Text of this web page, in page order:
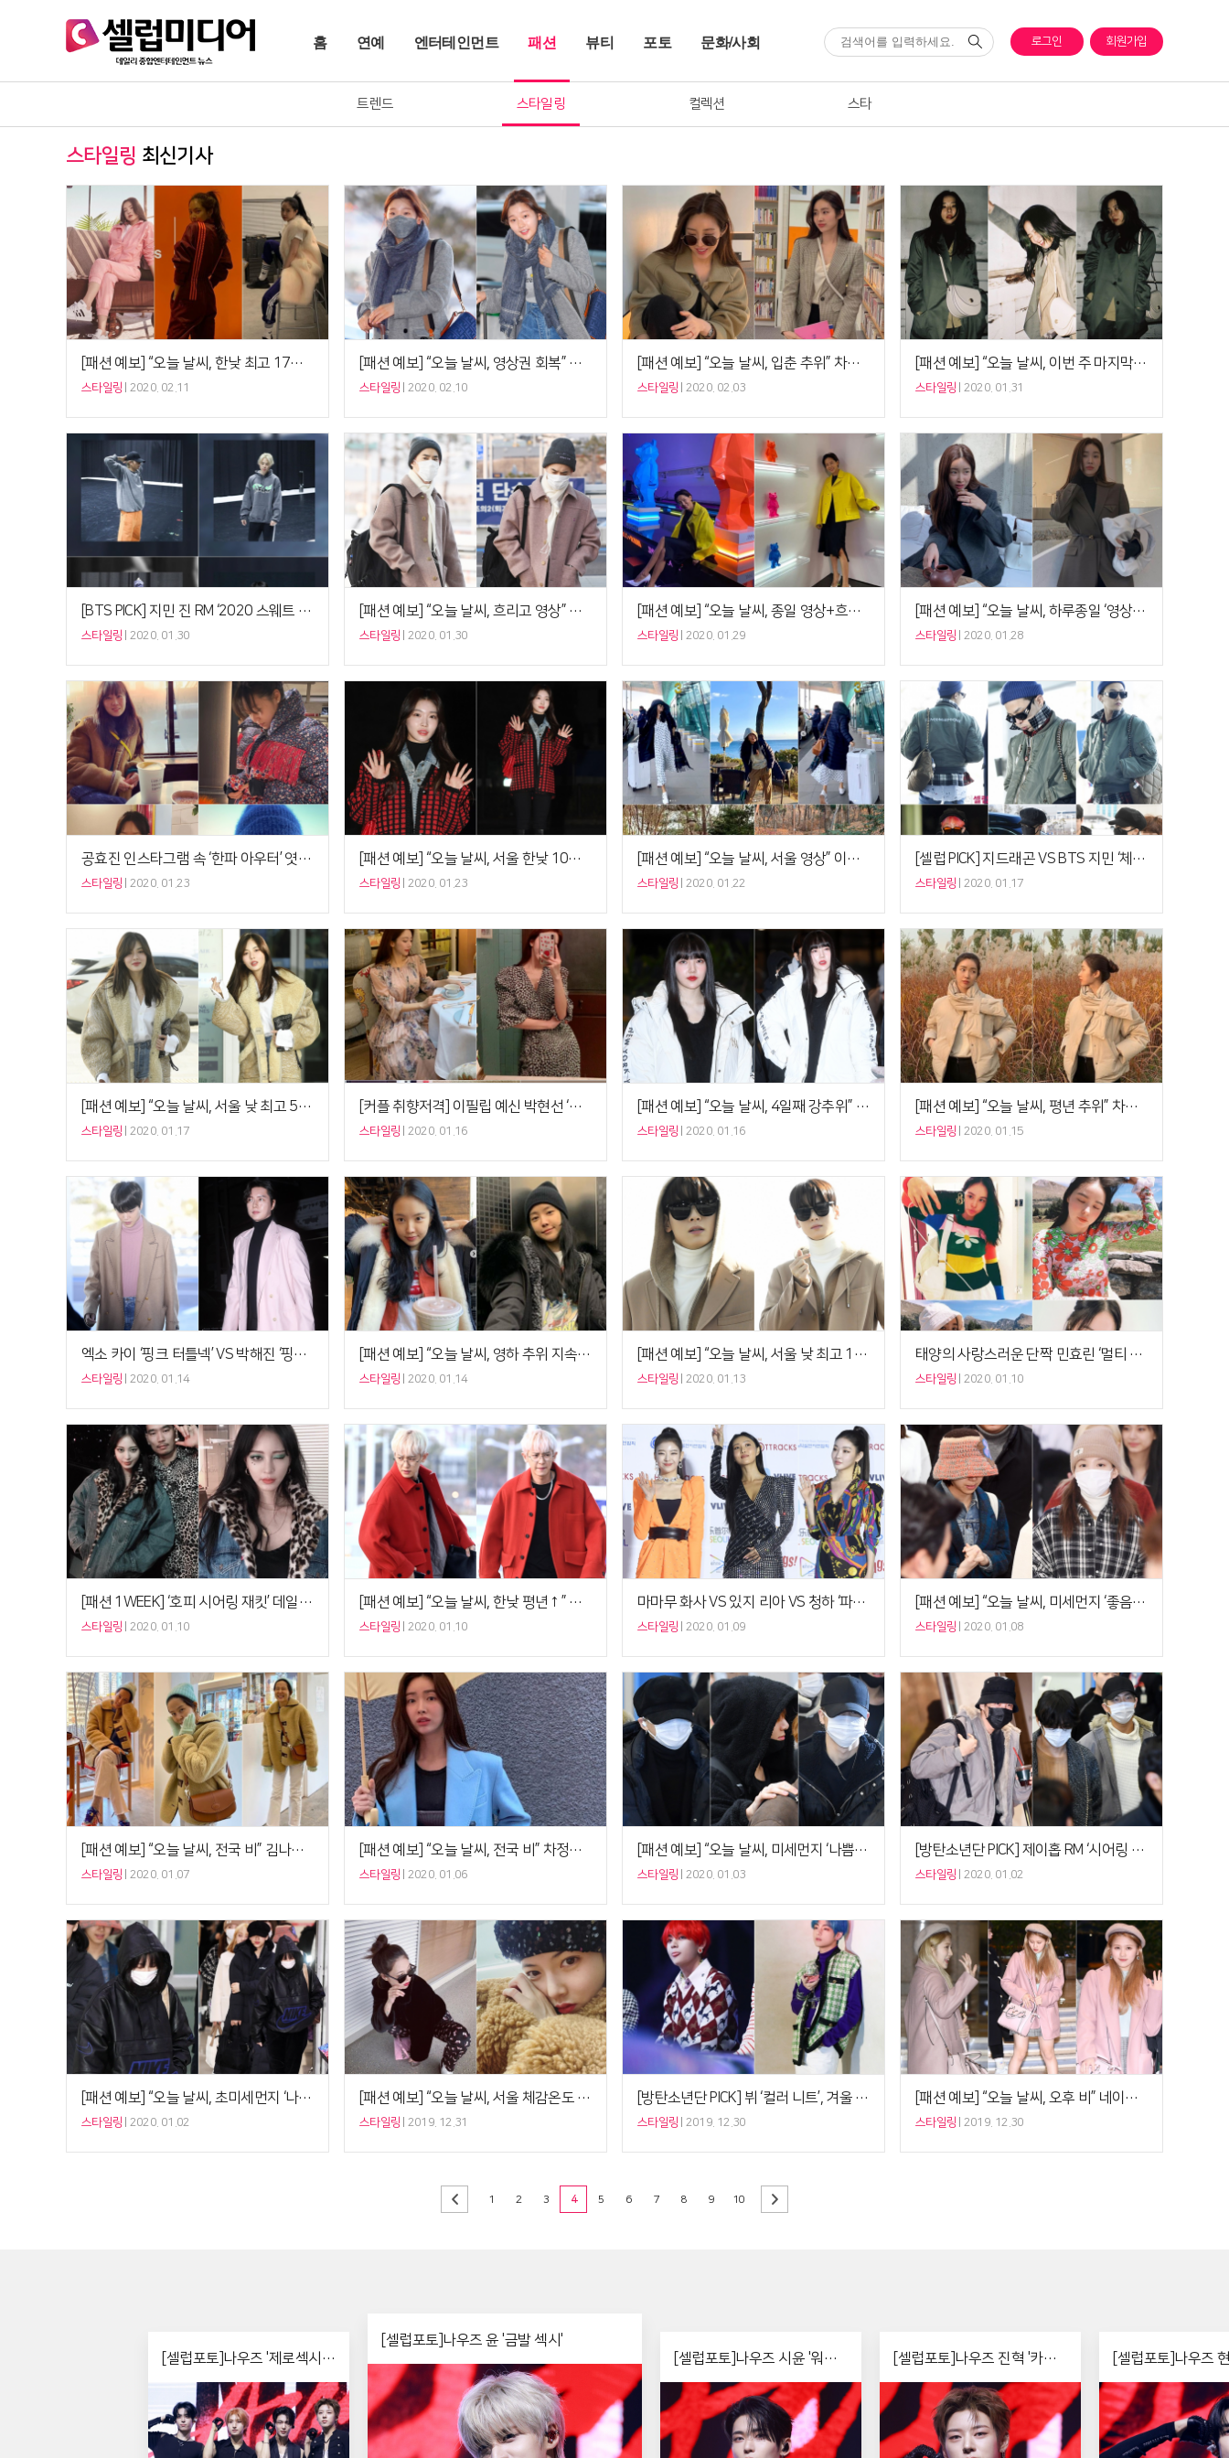
로그인 회원가입
홈 연예 엔터테인먼트 패션
트렌드 스타일링 컬렉션 스타
뷰티 포토 문화/사회
스타일링 최신기사
[패션 예보] “오늘 날씨, 한낮 최고 17도” 손나은 ‘트레이닝룩’. 힙스터 되는 꿀팁
스타일링 2020. 02.11
[패션 예보] “오늘 날씨, 영상권 회복” 기생충 박소담 ‘그레이룩’, 마스크까지 ‘깔맞춤’
스타일링 2020. 02.10
[패션 예보] “오늘 날씨, 입춘 추위” 차정원 ‘울 재킷+티셔츠’ 입춘 패션
스타일링 2020. 02.03
[패션 예보] “오늘 날씨, 이번 주 마지막 영상권” 레드벨벳 슬기 ‘봄 재킷’ 얼리버드룩의 기술
스타일링 2020. 01.31
[BTS PICK] 지민 진 RM ‘2020 스웨트 슈트’, 방탄소년단 사복패션 따라잡기
스타일링 2020. 01.30
[패션 예보] “오늘 날씨, 흐리고 영상” 엑소 수호 ‘마스크+비니+머플러’, 우한 폐렴 철벽방어
스타일링 2020. 01.30
[패션 예보] “오늘 날씨, 종일 영상+흐림” 김나영 ‘옐로 재킷’, 봄 컬러룩 키워드
스타일링 2020. 01.29
[패션 예보] “오늘 날씨, 하루종일 ‘영상’” 차정원 ‘울 재킷’, 새해 맞이 포멀룩
스타일링 2020. 01.28
공효진 인스타그램 속 ‘한파 아우터’ 엿보기, 겨울 세일 쇼핑리스트 ‘공블리 카피캣’
스타일링 2020. 01.23
[패션 예보] “오늘 날씨, 서울 한낮 10도” 청하 ‘데님 재킷+니트 카디건’, 겨울날 외출
스타일링 2020. 01.23
[패션 예보] “오늘 날씨, 서울 영상” 이혜영 ‘경량 패딩’, 따뜻한 겨울날의 외출복
스타일링 2020. 01.22
[셀럽 PICK] 지드래곤 VS BTS 지민 ‘체인 퀼팅백’, 샤넬 가이의 힙스터 대결
스타일링 2020. 01.17
[패션 예보] “오늘 날씨, 서울 낮 최고 5도” 현아 ‘빈티지 무통재킷’, 하의실종 한파 버전
스타일링 2020. 01.17
[커플 취향저격] 이필립 예신 박현선 ‘최강 럭셔리 페미닌룩’, 니랭스 원피스 컬렉터
스타일링 2020. 01.16
[패션 예보] “오늘 날씨, 4일째 강추위” 여자친구 예린 ‘화이트 롱패딩 점퍼’, 반전 패션 마스터
스타일링 2020. 01.16
[패션 예보] “오늘 날씨, 평년 추위” 차정원 ‘패딩 머플러 숏패딩 점퍼’, 겨울룩 무게↓
스타일링 2020. 01.15
엑소 카이 ‘핑크 터틀넥’ VS 박해진 ‘핑크 재킷’, 남자의 쿨 핑크룩 카피캣
스타일링 2020. 01.14
[패션 예보] “오늘 날씨, 영하 추위 지속” 손나은 ‘퍼 트리밍 점퍼’, 원마일 웨어 패피 버전
스타일링 2020. 01.14
[패션 예보] “오늘 날씨, 서울 낮 최고 1도” 차은우 ‘캐시미어 코트’, 럭셔리 애슬레저룩
스타일링 2020. 01.13
태양의 사랑스러운 단짝 민효린 ‘멀티 컬러룩’, 레드 그린 핑크 ‘러블리 시크’
스타일링 2020. 01.10
[패션 1WEEK] ‘호피 시어링 재킷’ 데일리 TO 파티룩, 한예슬 ‘섹시’ VS 레드벨벳 슬기 ‘쿨’
스타일링 2020. 01.10
[패션 예보] “오늘 날씨, 한낮 평년↑” 엑소 찬열 ‘레드 셔츠재킷’, 겨울룩 영상권 버전
스타일링 2020. 01.10
마마무 화사 VS 있지 리아 VS 청하 ‘파워숄더 미니드레스’, 전사의 레드카펫 [2020 가온차트]
스타일링 2020. 01.09
[패션 예보] “오늘 날씨, 미세먼지 ‘좋음’” 트와이스 나연 ‘누빔 셔츠’ VS 채영 ‘데님 재킷’, 힙스터룩 완결법
스타일링 2020. 01.08
[패션 예보] “오늘 날씨, 전국 비” 김나영 ‘양털재킷+민트 비니’, 겨울비 상큼 시크 대비책
스타일링 2020. 01.07
[패션 예보] “오늘 날씨, 전국 비” 차정원 ‘블루 코트+옐로 우산’, 겨울비 컬러룩 연출법
스타일링 2020. 01.06
[패션 예보] “오늘 날씨, 미세먼지 ‘나쁨’” 방탄소년단 정국 지민 슈가 ‘모자+마스크+후드’, 수위별 방탄 패션
스타일링 2020. 01.03
[방탄소년단 PICK] 제이홉 RM ‘시어링 후드집업 점퍼’, 사복패션의 취향일치
스타일링 2020. 01.02
[패션 예보] “오늘 날씨, 초미세먼지 ‘나쁨’” 트와이스 모모 ‘레더 아노락+마스크’, 완벽 차단룩
스타일링 2020. 01.02
[패션 예보] “오늘 날씨, 서울 체감온도 17도” 현아 테디베어 코트 VS 퍼 재킷, 한파패션 가이드
스타일링 2019. 12.31
[방탄소년단 PICK] 뷔 ‘컬러 니트’, 겨울 버전 ‘투머치 컬러룩’ 완벽 소화법
스타일링 2019. 12.30
[패션 예보] “오늘 날씨, 오후 비” 네이처 하루 ‘핑크 재킷’, 흐린 날의 맑음 유지법
스타일링 2019. 12.30
1 2 3 4 5 6 7 8 9 10
[셀럽포토]나우즈 '제로섹시
[셀럽포토]나우즈 윤 '금발 섹시'
[셀럽포토]나우즈 시윤 '워터
밤 걔'
[셀럽포토]나우즈 진혁 '카리
스마'
[셀럽포토]나우즈
리더'